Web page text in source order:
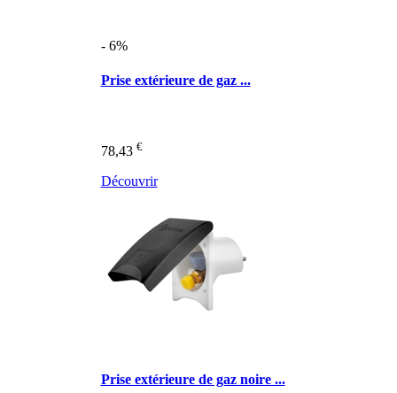
- 6%
Prise extérieure de gaz ...
78,43 €
Découvrir
Prise extérieure de gaz noire ...